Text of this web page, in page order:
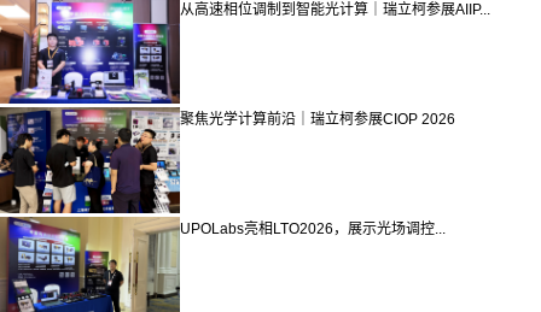
从高速相位调制到智能光计算｜瑞立柯参展AIIP...
聚焦光学计算前沿｜瑞立柯参展CIOP 2026
UPOLabs亮相LTO2026，展示光场调控...